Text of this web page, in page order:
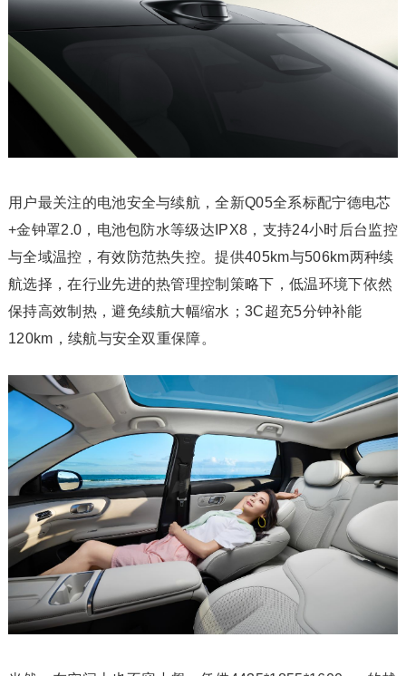
用户最关注的电池安全与续航，全新Q05全系标配宁德电芯
+金钟罩2.0，电池包防水等级达IPX8，支持24小时后台监控
与全域温控，有效防范热失控。提供405km与506km两种续
航选择，在行业先进的热管理控制策略下，低温环境下依然
保持高效制热，避免续航大幅缩水；3C超充5分钟补能
120km，续航与安全双重保障。